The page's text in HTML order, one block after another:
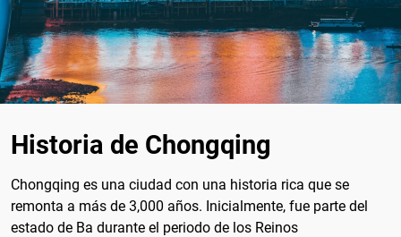
Historia de Chongqing
Chongqing es una ciudad con una historia rica que se
remonta a más de 3,000 años. Inicialmente, fue parte del
estado de Ba durante el periodo de los Reinos